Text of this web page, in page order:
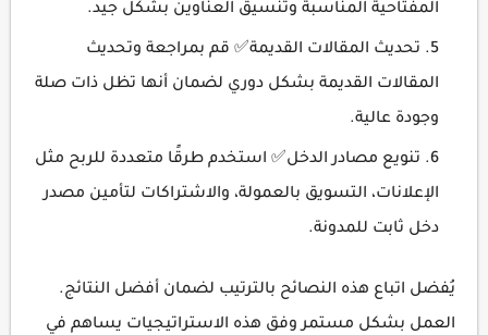
المفتاحية المناسبة وتنسيق العناوين بشكل جيد.
تحديث المقالات القديمة✅ قم بمراجعة وتحديث
المقالات القديمة بشكل دوري لضمان أنها تظل ذات صلة
وجودة عالية.
تنويع مصادر الدخل✅ استخدم طرقًا متعددة للربح مثل
الإعلانات، التسويق بالعمولة، والاشتراكات لتأمين مصدر
دخل ثابت للمدونة.
يُفضل اتباع هذه النصائح بالترتيب لضمان أفضل النتائج.
العمل بشكل مستمر وفق هذه الاستراتيجيات يساهم في